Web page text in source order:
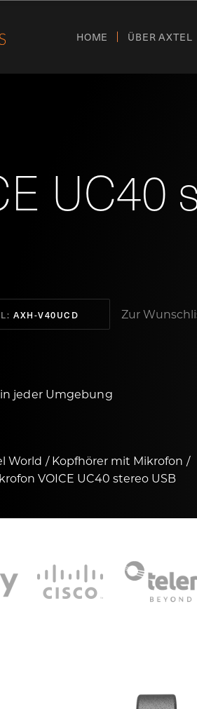
HOME ÜBER AXTEL
UC40
AXH-V40UCD Zur
in jeder Umgebung
World
Kopfhörer mit Mikrofon
VOICE UC40 stereo USB